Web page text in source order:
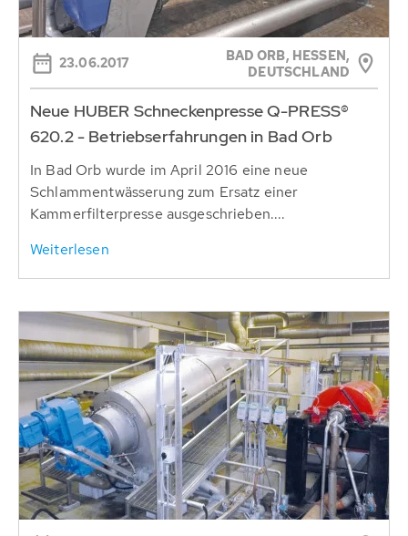
23.06.2017
BAD ORB, HESSEN,
DEUTSCHLAND
Neue HUBER Schneckenpresse Q-PRESS®
620.2 - Betriebserfahrungen in Bad Orb
In Bad Orb wurde im April 2016 eine neue
Schlammentwässerung zum Ersatz einer
Kammerfilterpresse ausgeschrieben....
Weiterlesen